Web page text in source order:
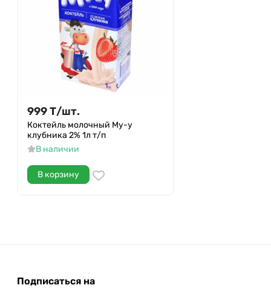
999Т/шт.
Коктейль молочный Му-у
клубника 2% 1л т/п
В наличии
В корзину
Подписаться на